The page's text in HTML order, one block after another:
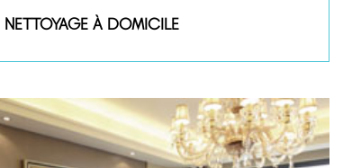
NETTOYAGE À DOMICILE